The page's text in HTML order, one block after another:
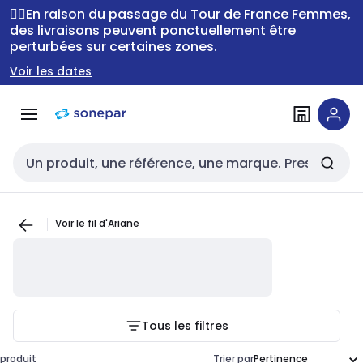
Passer à la
navigation
Passer
au
contenu
🚴‍♂️En raison du passage du Tour de France Femmes,
des livraisons peuvent ponctuellement être
perturbées sur certaines zones.
Voir les dates
Entrée de recherche
Voir le fil d'Ariane
Tous les filtres
produit Trier par